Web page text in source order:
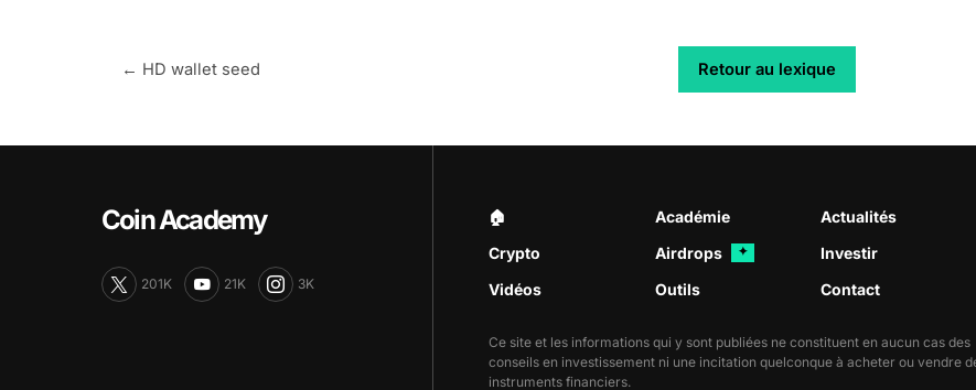
← HD wallet seed Retour au lexique
Coin Academy
201K 21K 3K
🏠︎ Académie
Actualités
Crypto
Airdrops ✦
Investir
Vidéos
Outils Contact
Ce site et les informations qui y sont publiées ne constituent en aucun cas des
conseils en investissement ni une incitation quelconque à acheter ou vendre
instruments financiers.